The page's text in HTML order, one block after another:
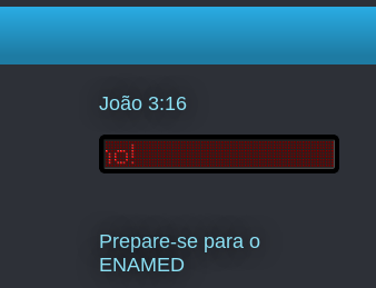
João 3:16
Prepare-se para o
ENAMED